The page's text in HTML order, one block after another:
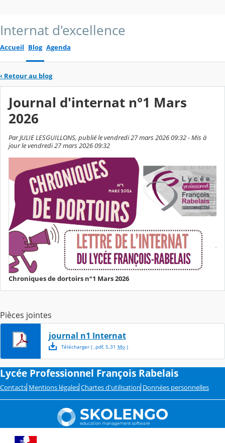
Internat d'excellence
Accueil Blog Agenda
‹ Retour au blog
Journal d'internat n°1 Mars
2026
Par JULIE LESGUILLONS, publié le vendredi 27 mars 2026 09:32 - Mis à
jour le vendredi 27 mars 2026 09:32
Chroniques de dortoirs n°1 Mars 2026
Pièces jointes
journal n1 Internat
Télécharger( .pdf, 5.31 Mo)
Lycée Professionnel François Rabelais
Contacts Mentions légales Chartes d'utilisation Données personnelles